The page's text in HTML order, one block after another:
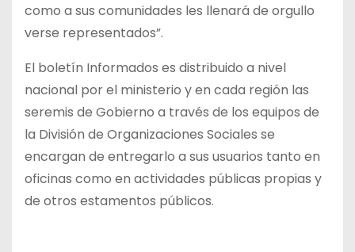
como a sus comunidades les llenará de orgullo
verse representados”.
El boletín Informados es distribuido a nivel
nacional por el ministerio y en cada región las
seremis de Gobierno a través de los equipos de
la División de Organizaciones Sociales se
encargan de entregarlo a sus usuarios tanto en
oficinas como en actividades públicas propias y
de otros estamentos públicos.